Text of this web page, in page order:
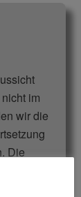
im
wir die
Die